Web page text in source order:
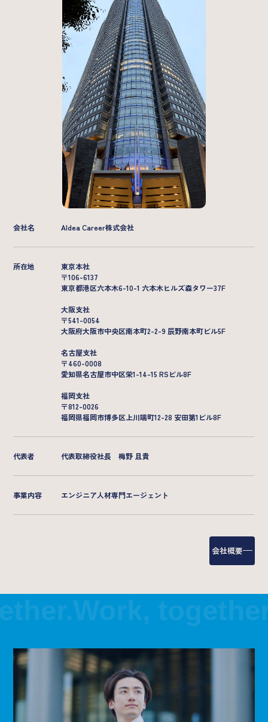
会社名 AIdea Career株式会社
所在地
東京本社
〒106-6137
東京都港区六本木6-10-1 六本木ヒルズ森タワー37F
大阪支社
〒541-0054
大阪府大阪市中央区南本町2-2-9 辰野南本町ビル5F
名古屋支社
〒460-0008
愛知県名古屋市中区栄1-14-15 RSビル8F
福岡支社
〒812-0026
福岡県福岡市博多区上川端町12-28 安田第1ビル8F
代表者 代表取締役社長 梅野 且貴
事業内容 エンジニア人材専門エージェント
会社概要